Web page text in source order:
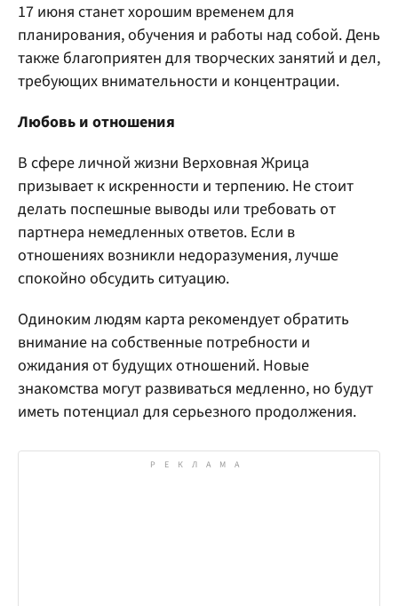
17 июня станет хорошим временем для
планирования, обучения и работы над собой. День
также благоприятен для творческих занятий и дел,
требующих внимательности и концентрации.
Любовь и отношения
В сфере личной жизни Верховная Жрица
призывает к искренности и терпению. Не стоит
делать поспешные выводы или требовать от
партнера немедленных ответов. Если в
отношениях возникли недоразумения, лучше
спокойно обсудить ситуацию.
Одиноким людям карта рекомендует обратить
внимание на собственные потребности и
ожидания от будущих отношений. Новые
знакомства могут развиваться медленно, но будут
иметь потенциал для серьезного продолжения.